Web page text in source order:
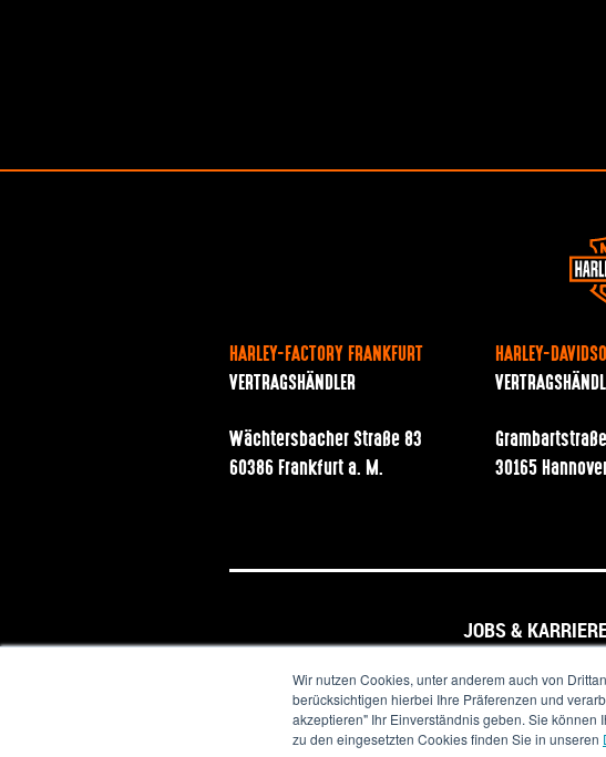
Wir nutzen Cookies, unter anderem auch von
berücksichtigen hierbei Ihre Präferenzen und
akzeptieren" Ihr Einverständnis geben. Sie
zu den eingesetzten Cookies finden Sie in unseren
HARLEY-FACTORY FRANKFURT
VERTRAGSHÄNDLER
Wächtersbacher Straße 83
60386 Frankfurt a. M.
HARLEY-
30165
JOBS &